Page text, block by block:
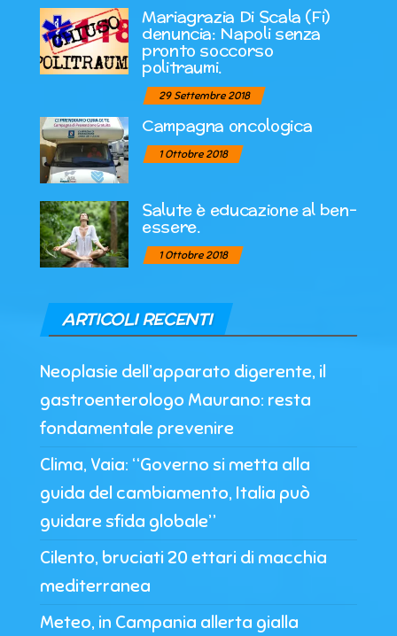
Mariagrazia Di Scala (Fi)
denuncia: Napoli senza
pronto soccorso
politraumi.
29 Settembre 2018
Campagna oncologica
1 Ottobre 2018
Salute è educazione al ben-
essere.
1 Ottobre 2018
ARTICOLI RECENTI
Neoplasie dell’apparato digerente, il
gastroenterologo Maurano: resta
fondamentale prevenire
Clima, Vaia: “Governo si metta alla
guida del cambiamento, Italia può
guidare sfida globale”
Cilento, bruciati 20 ettari di macchia
mediterranea
Meteo, in Campania allerta gialla